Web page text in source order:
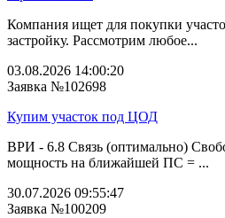
Компания ищет для покупки
застройку. Рассмотрим любое...
03.08.2026 14:00:20
Заявка №102698
Купим участок под ЦОД
ВРИ - 6.8 Связь (оптимально)
мощность на ближайшей ПС = ...
30.07.2026 09:55:47
Заявка №100209